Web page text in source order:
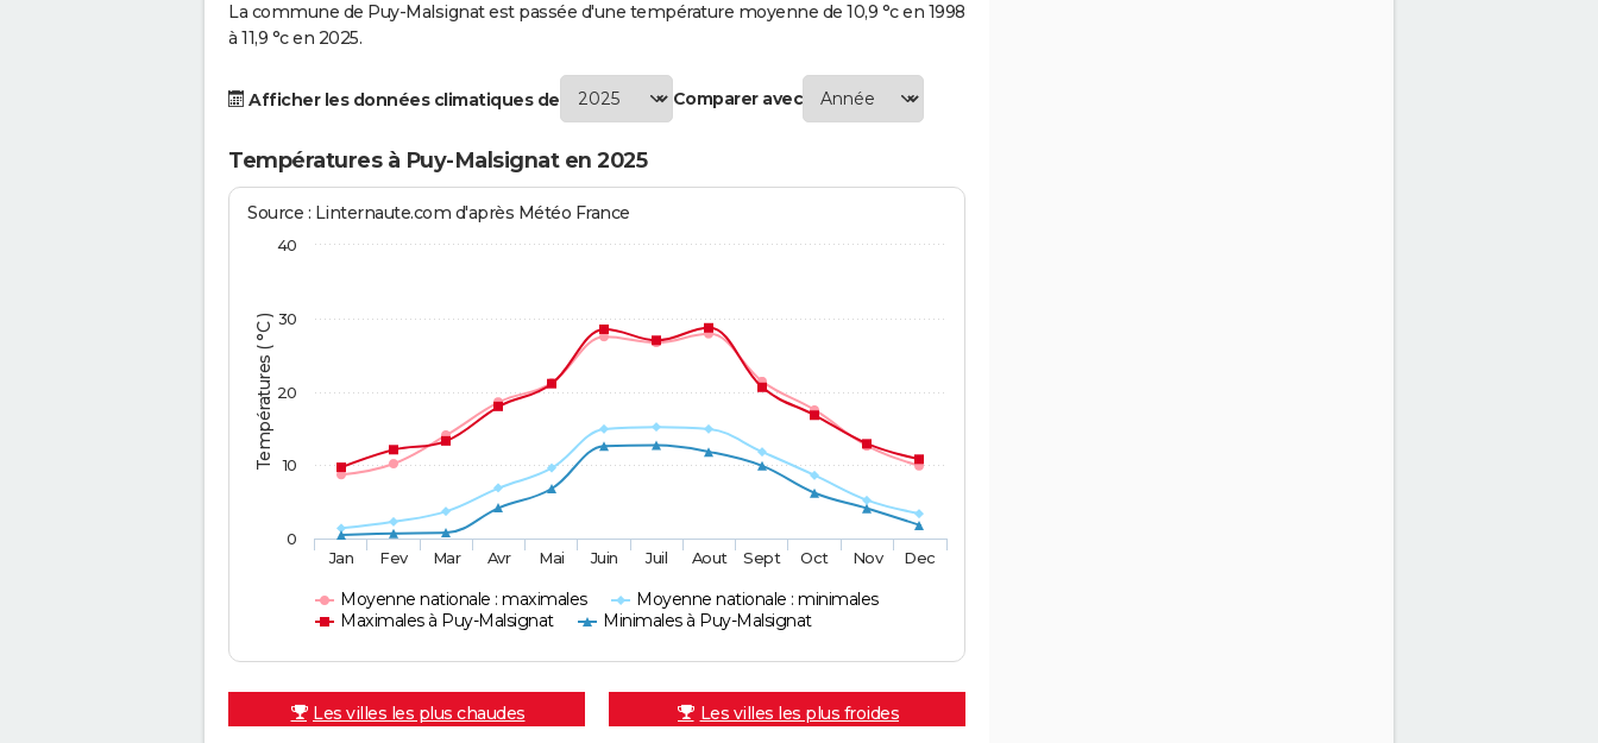
La commune de Puy-Malsignat est passée d'une température moyenne de 10,9 °c en 1998
à 11,9 °c en 2025.
Afficher les données climatiques de Comparer avec
Températures à Puy-Malsignat en 2025
Températures ( °C )
Source : Linternaute.com d'après Météo France
Moyenne nationale : maximales
Moyenne nationale : minimales
Maximales à Puy-Malsignat
Minimales à Puy-Malsignat
Jan Fev Mar Avr Mai Juin Juil Aout Sept Oct Nov Dec
0
10
20
30
40
Les villes les plus chaudes Les villes les plus froides